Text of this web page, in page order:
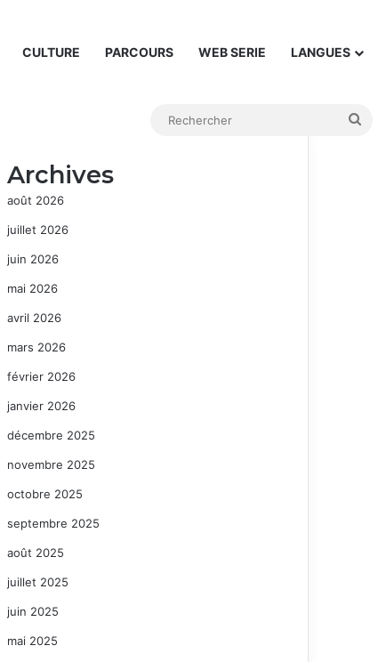
CULTURE PARCOURS WEB SERIE LANGUES
Archives
août 2026
juillet 2026
juin 2026
mai 2026
avril 2026
mars 2026
février 2026
janvier 2026
décembre 2025
novembre 2025
octobre 2025
septembre 2025
août 2025
juillet 2025
juin 2025
mai 2025